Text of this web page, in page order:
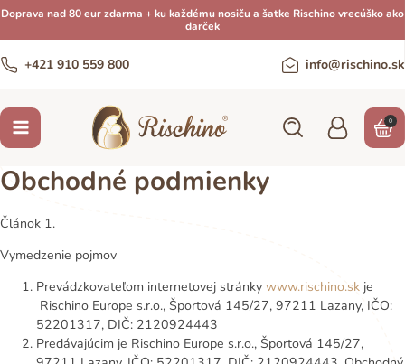
Doprava nad 80 eur zdarma + ku každému nosiču a šatke Rischino vrecúško ako
darček
+421 910 559 800 info@rischino.sk
0
Obchodné podmienky
Článok 1.
Vymedzenie pojmov
Prevádzkovateľom internetovej stránky www.rischino.sk je
Rischino Europe s.r.o., Športová 145/27, 97211 Lazany, IČO:
52201317, DIČ: 2120924443
Predávajúcim je Rischino Europe s.r.o., Športová 145/27,